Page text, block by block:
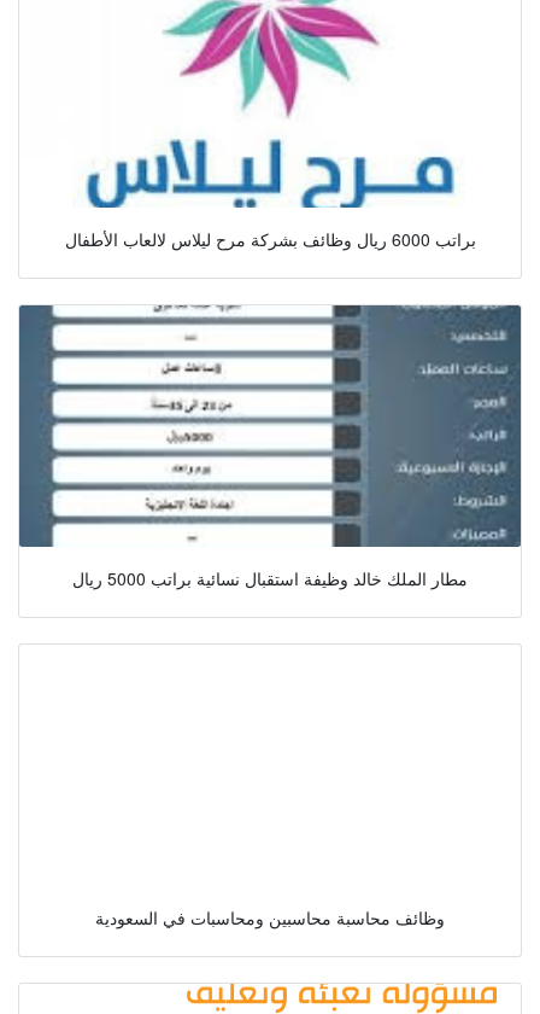
براتب 6000 ريال وظائف بشركة مرح ليلاس لالعاب الأطفال
مطار الملك خالد وظيفة استقبال نسائية براتب 5000 ريال
وظائف محاسبة محاسبين ومحاسبات في السعودية